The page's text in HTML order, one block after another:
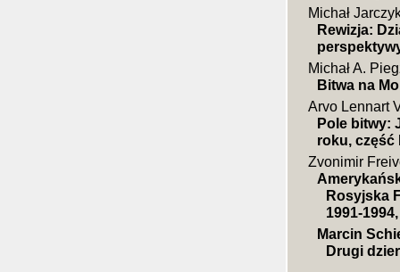
Michał
Rewizja:
Michał A.
Bitwa na
Arvo Lennart
Pole bitwy:
roku, część
Zvonimir
Rosyjska
1991-
Marcin
Drugi